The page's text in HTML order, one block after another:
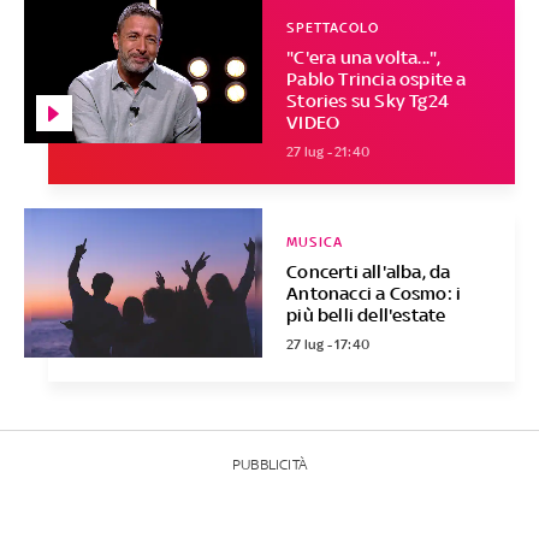
"C'era una volta...",
Pablo Trincia ospite a
Stories su Sky Tg24
VIDEO
SPETTACOLO
27 lug - 21:40
Concerti all'alba, da
Antonacci a Cosmo: i
più belli dell'estate
MUSICA
27 lug - 17:40
PUBBLICITÀ